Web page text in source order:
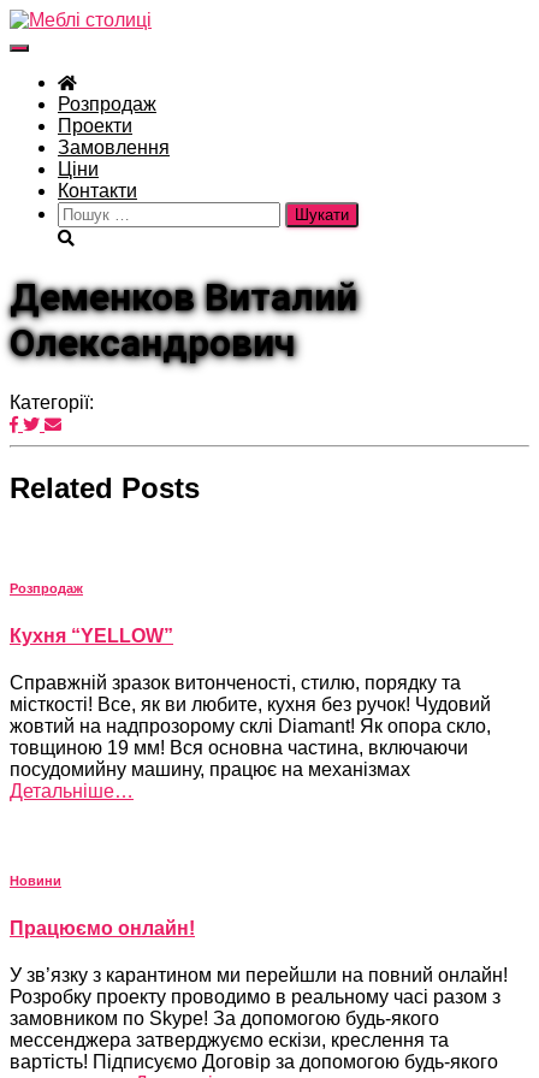
Перемкнути
навігацію
Розпродаж
Проекти
Замовлення
Ціни
Контакти
Пошук:
Деменков Виталий
Олександрович
Категорії:
Related Posts
Розпродаж
Кухня “YELLOW”
Справжній зразок витонченості, стилю, порядку та
місткості! Все, як ви любите, кухня без ручок! Чудовий
жовтий на надпрозорому склі Diamant! Як опора скло,
товщиною 19 мм! Вся основна частина, включаючи
посудомийну машину, працює на механізмах
Детальніше…
Новини
Працюємо онлайн!
У зв’язку з карантином ми перейшли на повний онлайн!
Розробку проекту проводимо в реальному часі разом з
замовником по Skype! За допомогою будь-якого
мессенджера затверджуємо ескізи, креслення та
вартість! Підписуємо Договір за допомогою будь-якого